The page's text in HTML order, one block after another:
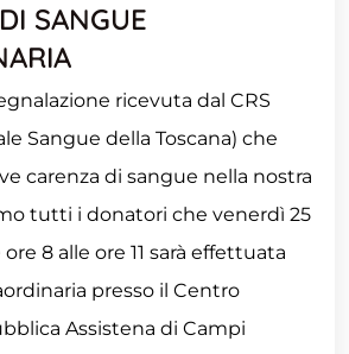
SANGUE
ricevuta dal CRS
Sangue della Toscana) che
carenza di sangue nella nostra
tutti i donatori che venerdì 25
8 alle ore 11 sarà effettuata
presso il Centro
Assistena di Campi